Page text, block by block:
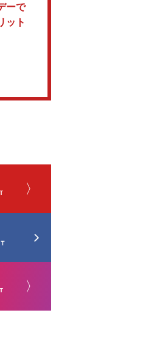
ーで
ット
〉
〉